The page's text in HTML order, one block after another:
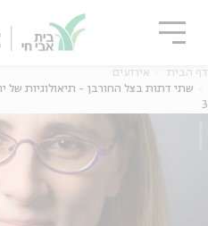
דף הבית
אירועים
3
סגור